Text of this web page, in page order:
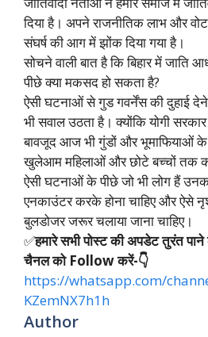
दिया है। अपने राजनीतिक लाभ और
संघर्ष की आग में झोंक दिया गया है।
सोचने वाली बात है कि बिहार में जाति
पीछे क्या मकसद हो सकता है?
ऐसी घटनाओं से गुड गवर्नेंस की दुहाई देने
भी सवाल उठता है। क्योंकि योगी
बावजूद आज भी गुंडों और भूमाफियाओं
खुलेआम महिलाओं और छोटे बच्चों तक
ऐसी घटनाओं के पीछे जो भी लोग हैं
एनकाउंटर करके होना चाहिए और ऐसे
बुलडोजर जरूर चलाया जाना चाहिए।
✅हमारे सभी पोस्ट की अपडेट तुरंत पाने
चैनल को Follow करें-👇
https://whatsapp.com/
KZemNX7h1h
Author